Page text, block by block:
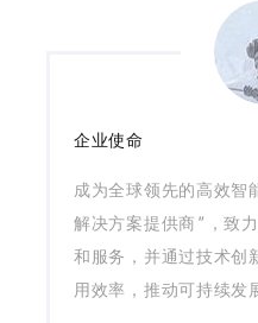
企业使命
成为全球领先的高效智
解决方案提供商”，致
和服务，并通过技术创
用效率，推动可持续发